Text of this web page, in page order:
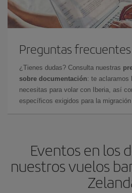
Preguntas frecuentes
¿Tienes dudas? Consulta nuestras
sobre documentación: te aclaramos
necesitas para volar con Iberia, así
específicos exigidos para la migración
Eventos en los
nuestros vuelos